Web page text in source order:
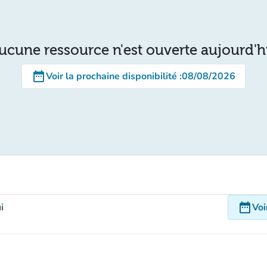
ressource n'est ouverte
date_rangeVoir la prochaine disponibilité :08/08/2026
date_range